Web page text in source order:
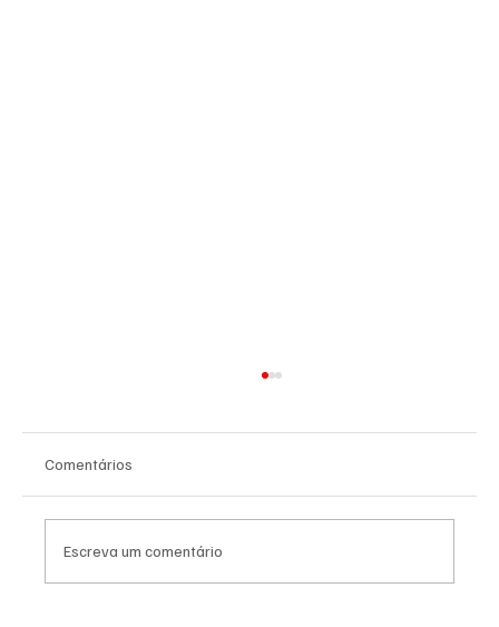
Comentários
Escreva um comentário